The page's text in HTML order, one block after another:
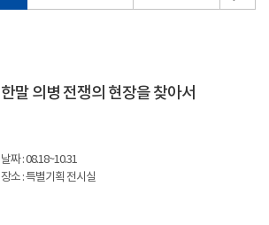
한말 의병 전쟁의 현장을 찾아서
날짜 : 08.18~10.31
장소 : 특별기획 전시실